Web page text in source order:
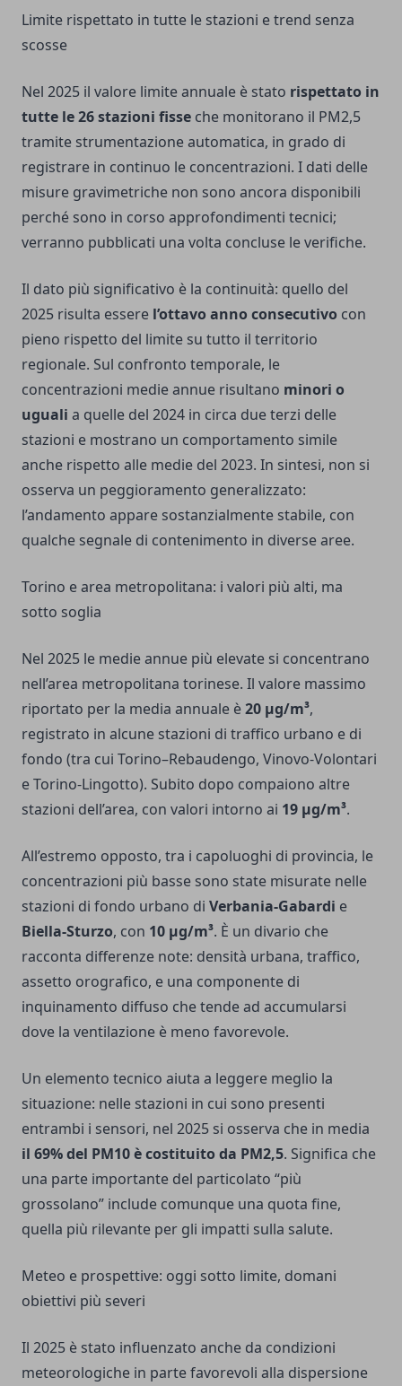
Limite rispettato in tutte le stazioni e trend senza
scosse
Nel 2025 il valore limite annuale è stato rispettato in
tutte le 26 stazioni fisse che monitorano il PM2,5
tramite strumentazione automatica, in grado di
registrare in continuo le concentrazioni. I dati delle
misure gravimetriche non sono ancora disponibili
perché sono in corso approfondimenti tecnici;
verranno pubblicati una volta concluse le verifiche.
Il dato più significativo è la continuità: quello del
2025 risulta essere l’ottavo anno consecutivo con
pieno rispetto del limite su tutto il territorio
regionale. Sul confronto temporale, le
concentrazioni medie annue risultano minori o
uguali a quelle del 2024 in circa due terzi delle
stazioni e mostrano un comportamento simile
anche rispetto alle medie del 2023. In sintesi, non si
osserva un peggioramento generalizzato:
l’andamento appare sostanzialmente stabile, con
qualche segnale di contenimento in diverse aree.
Torino e area metropolitana: i valori più alti, ma
sotto soglia
Nel 2025 le medie annue più elevate si concentrano
nell’area metropolitana torinese. Il valore massimo
riportato per la media annuale è20 μg/m³,
registrato in alcune stazioni di traffico urbano e di
fondo (tra cui Torino–Rebaudengo, Vinovo-Volontari
e Torino-Lingotto). Subito dopo compaiono altre
stazioni dell’area, con valori intorno ai 19 μg/m³.
All’estremo opposto, tra i capoluoghi di provincia, le
concentrazioni più basse sono state misurate nelle
stazioni di fondo urbano di Verbania-Gabardi e
Biella-Sturzo, con 10 μg/m³. È un divario che
racconta differenze note: densità urbana, traffico,
assetto orografico, e una componente di
inquinamento diffuso che tende ad accumularsi
dove la ventilazione è meno favorevole.
Un elemento tecnico aiuta a leggere meglio la
situazione: nelle stazioni in cui sono presenti
entrambi i sensori, nel 2025 si osserva che in media
il 69% del PM10 è costituito da PM2,5. Significa che
una parte importante del particolato “più
grossolano” include comunque una quota fine,
quella più rilevante per gli impatti sulla salute.
Meteo e prospettive: oggi sotto limite, domani
obiettivi più severi
Il 2025 è stato influenzato anche da condizioni
meteorologiche in parte favorevoli alla dispersione